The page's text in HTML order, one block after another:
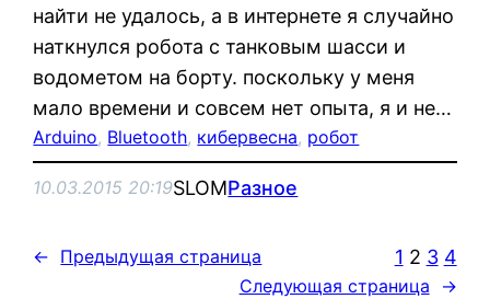
найти не удалось, а в интернете я случайно
наткнулся робота с танковым шасси и
водометом на борту. поскольку у меня
мало времени и совсем нет опыта, я и не…
Arduino, Bluetooth, кибервесна, робот
10.03.2015 20:19SLOMРазное
← Предыдущая страница 1 2 3 4
Следующая страница →